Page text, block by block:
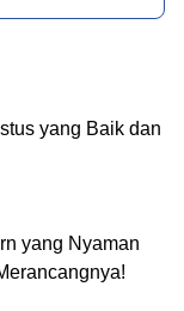
yang Baik dan
yang Nyaman